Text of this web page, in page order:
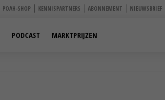
POAH-SHOP KENNISPARTNERS ABONNEMENT NIEUWSBRIEF
PODCAST MARKTPRIJZEN